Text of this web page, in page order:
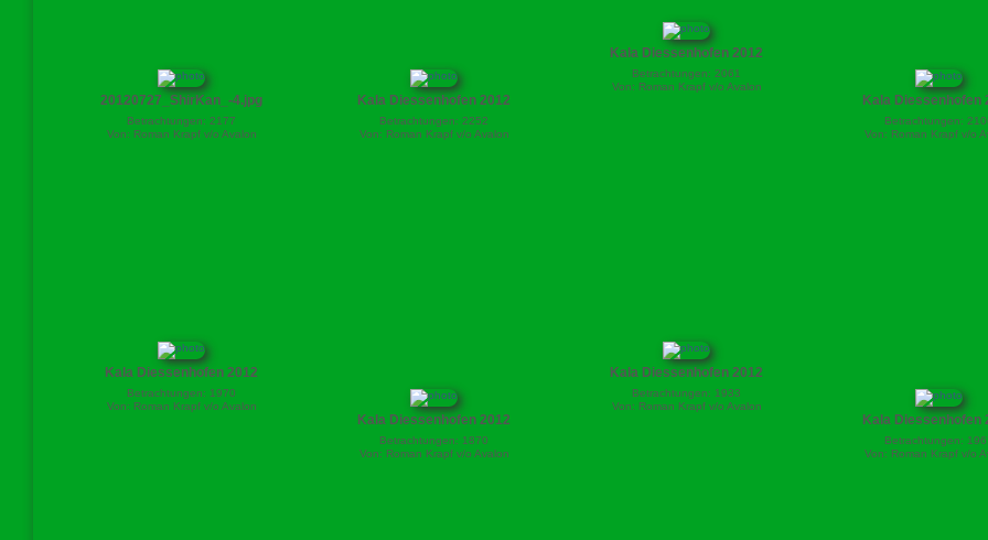
20120727_ShirKan_-4.jpg
Betrachtungen: 2177
Von: Roman Krapf v/o Avalon
Kala Diessenhofen 2012
Betrachtungen: 2252
Von: Roman Krapf v/o Avalon
Kala Diessenhofen 2012
Betrachtungen: 2061
Von: Roman Krapf v/o Avalon
Kala Diessenhofen
Betrachtungen:
Von: Roman Krapf v/o
Kala Diessenhofen 2012
Betrachtungen: 1970
Von: Roman Krapf v/o Avalon
Kala Diessenhofen 2012
Betrachtungen: 1870
Von: Roman Krapf v/o Avalon
Kala Diessenhofen 2012
Betrachtungen: 1933
Von: Roman Krapf v/o Avalon
Kala Diessenhofen
Betrachtungen:
Von: Roman Krapf v/o